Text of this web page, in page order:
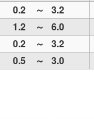
0.2 ～ 3.2
1.2 ～ 6.0
0.2 ～ 3.2
0.5 ～ 3.0